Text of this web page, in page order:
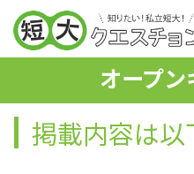
オープ
掲載内容は